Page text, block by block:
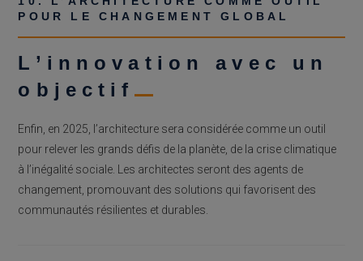
POUR LE CHANGEMENT GLOBAL
L’innovation avec un
objectif
Enfin, en 2025, l’architecture sera considérée comme un outil
pour relever les grands défis de la planète, de la crise climatique
à l’inégalité sociale. Les architectes seront des agents de
changement, promouvant des solutions qui favorisent des
communautés résilientes et durables.